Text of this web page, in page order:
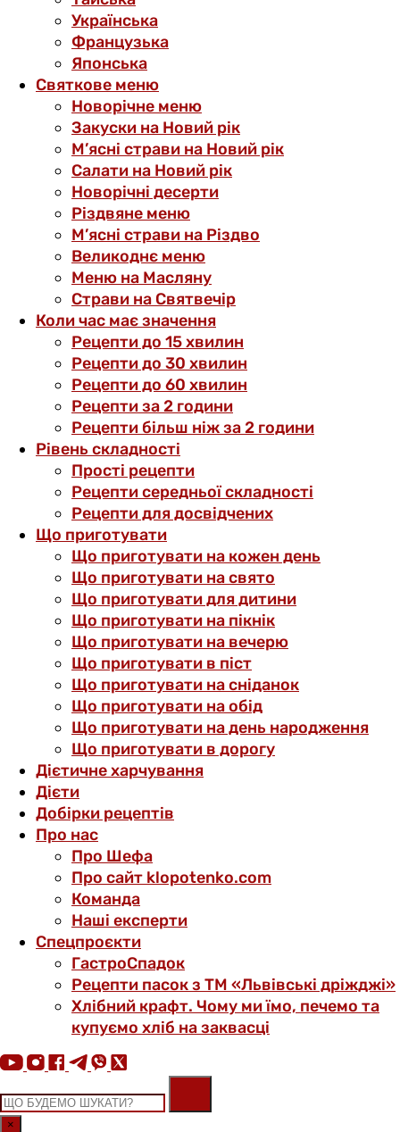
Українська
Французька
Японська
Святкове меню
Новорічне меню
Закуски на Новий рік
М’ясні страви на Новий рік
Салати на Новий рік
Новорічні десерти
Різдвяне меню
М’ясні страви на Різдво
Великоднє меню
Меню на Масляну
Страви на Святвечір
Коли час має значення
Рецепти до 15 хвилин
Рецепти до 30 хвилин
Рецепти до 60 хвилин
Рецепти за 2 години
Рецепти більш ніж за 2 години
Рівень складності
Прості рецепти
Рецепти середньої складності
Рецепти для досвідчених
Що приготувати
Що приготувати на кожен день
Що приготувати на свято
Що приготувати для дитини
Що приготувати на пікнік
Що приготувати на вечерю
Що приготувати в піст
Що приготувати на сніданок
Що приготувати на обід
Що приготувати на день народження
Що приготувати в дорогу
Дієтичне харчування
Дієти
Добірки рецептів
Про нас
Про Шефа
Про сайт klopotenko.com
Команда
Наші експерти
Спецпроєкти
ГастроСпадок
Рецепти пасок з ТМ «Львівські дріжджі»
Хлібний крафт. Чому ми їмо, печемо та
купуємо хліб на заквасці
×